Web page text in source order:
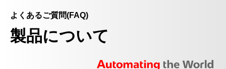
よくあるご質問(FAQ)
製品について